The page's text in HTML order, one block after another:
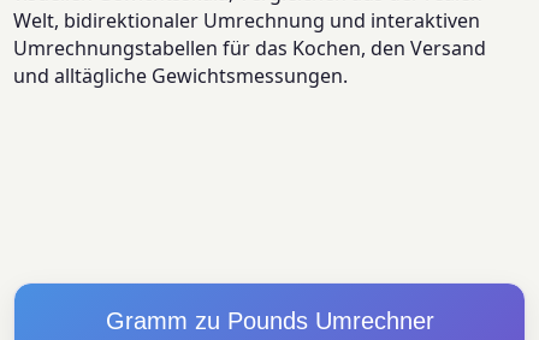
Welt, bidirektionaler Umrechnung und interaktiven
Umrechnungstabellen für das Kochen, den Versand
und alltägliche Gewichtsmessungen.
Gramm zu Pounds Umrechner